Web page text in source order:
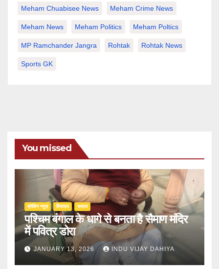
Meham Chuabisee News Meham Crime News
Meham News Meham Politics Meham Poltics
MP Ramchander Jangra Rohtak Rohtak News
Sports GK
You missed
ब्रेकिंग न्यूज़ ‍‍विरासत समाज
पश्चिम बंगाल के धागे से बनता है सैमाण मंदिर
में पवित्र डोरा
JANUARY 13, 2026 INDU VIJAY DAHIYA